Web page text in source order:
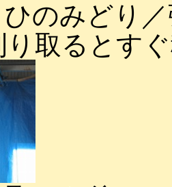
ひのみど
取るとす